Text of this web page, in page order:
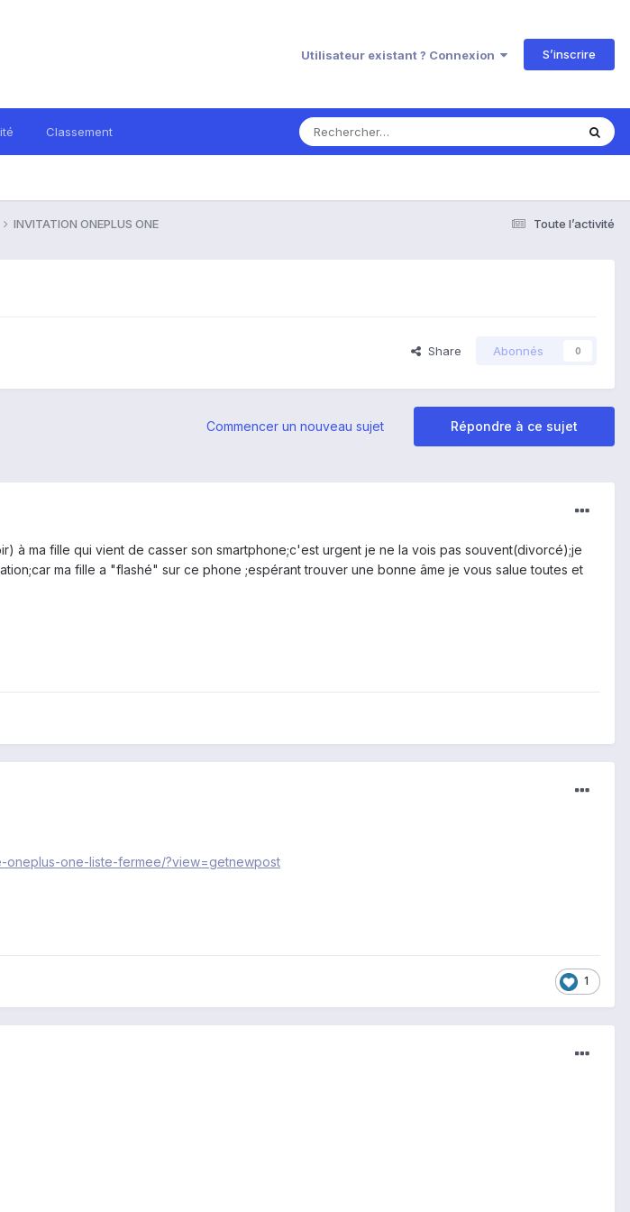
Utilisateur existant ? Connexion S’inscrire
Classement
Toute l’activité
INVITATION ONEPLUS ONE
Share Abonnés 0
Répondre à ce sujet
Commencer un nouveau sujet
à ma fille qui vient de casser son smartphone;c'est urgent je ne la vois pas souvent(divorcé);je
ma fille a "flashé" sur ce phone ;espérant trouver une bonne âme je vous salue toutes et
oneplus-one-liste-fermee/?view=getnewpost
1